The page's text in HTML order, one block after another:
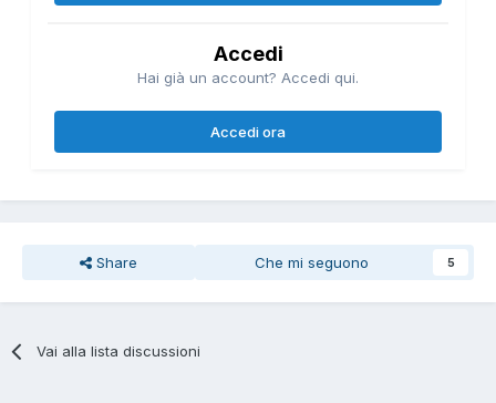
Accedi
Hai già un account? Accedi qui.
Accedi ora
Share Che mi seguono 5
Vai alla lista discussioni